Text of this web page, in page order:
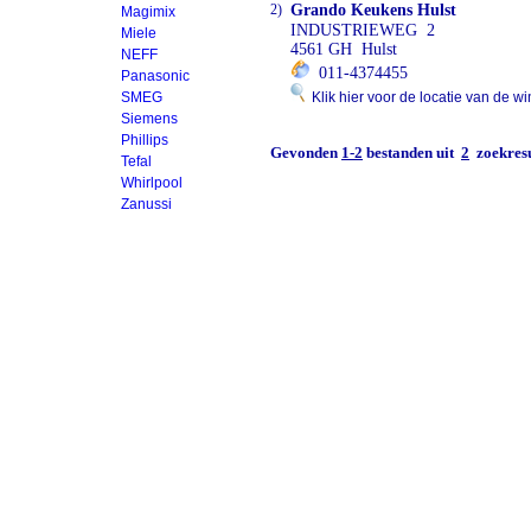
Magimix
Miele
NEFF
Panasonic
SMEG
Siemens
Phillips
Tefal
Whirlpool
Zanussi
2) Grando Keukens Hulst
INDUSTRIEWEG 2
4561 GH Hulst
011-4374455
Klik hier voor de locatie van de
Gevonden 1-2 bestanden uit 2